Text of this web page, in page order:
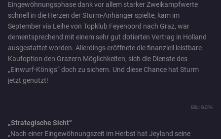
Eingewöhnungsphase dank vor allem starker Zweikampfwerte
schnell in die Herzen der Sturm-Anhänger spielte, kam im
September via Leihe von Topklub Feyenoord nach Graz, war
dementsprechend mit einem sehr gut dotierten Vertrag in Holland
ausgestattet worden. Allerdings eröffnete die finanziell leistbare
Kaufoption den Grazern Möglichkeiten, sich die Dienste des
„Einwurf-Königs“ doch zu sichern. Und diese Chance hat Sturm
jetzt genutzt!
Bild: GEPA
„Strategische Sicht“
„Nach einer Eingewöhnungszeit im Herbst hat Jeyland seine